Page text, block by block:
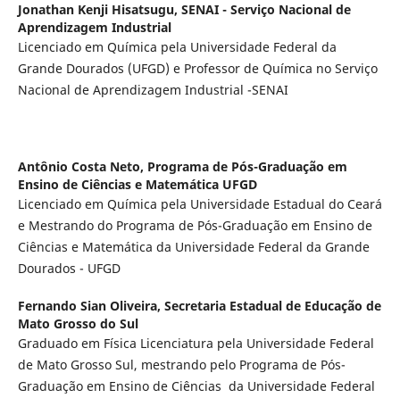
Jonathan Kenji Hisatsugu, SENAI - Serviço Nacional de
Aprendizagem Industrial
Licenciado em Química pela Universidade Federal da
Grande Dourados (UFGD) e Professor de Química no Serviço
Nacional de Aprendizagem Industrial -SENAI
Antônio Costa Neto, Programa de Pós-Graduação em
Ensino de Ciências e Matemática UFGD
Licenciado em Química pela Universidade Estadual do Ceará
e Mestrando do Programa de Pós-Graduação em Ensino de
Ciências e Matemática da Universidade Federal da Grande
Dourados - UFGD
Fernando Sian Oliveira, Secretaria Estadual de Educação de
Mato Grosso do Sul
Graduado em Física Licenciatura pela Universidade Federal
de Mato Grosso Sul, mestrando pelo Programa de Pós-
Graduação em Ensino de Ciências da Universidade Federal